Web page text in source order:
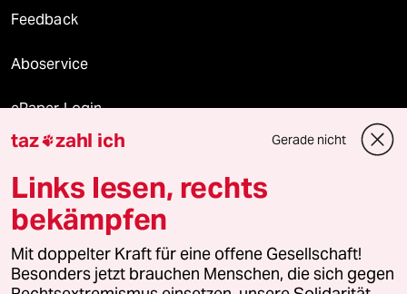
Feedback
Aboservice
ePaper Login
Downloads für Abonnierende
© 2026 taz Verlags und Vertriebs GmbH
Alle Rechte vorbehalten. Bei rechtlichen Fragen oder für Genehmigungen
wenden Sie sich bitte an
lizenzen@taz.de
taz zahl ich Gerade nicht
Links lesen, rechts
bekämpfen
Mit doppelter Kraft für eine offene Gesellschaft!
Besonders jetzt brauchen Menschen, die sich gegen